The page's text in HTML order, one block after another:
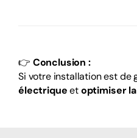
👉 Conclusion :
Si votre installation est de
électriqueetoptimiser